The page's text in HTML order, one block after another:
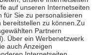
für Online-Apotheken.
beträgt die
zehn Euro je
ihre eigene Gesundheit zu